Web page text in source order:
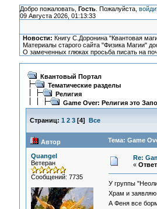
Добро пожаловать, Гость. Пожалуйста,
09 Августа 2026, 01:13:33
Новости: Книгу С.Доронина "Квантовая
Материалы старого сайта "Физика Магии"
О замеченных глюках просьба писать на
Квантовый Портал
Тематические разделы
Религия
Game Over: Религия это
Страниц: 1 2 3[4] Все
Автор Тема: Game
Quangel
Ветеран
Сообщений: 7735
Re:
«
У группы
Храм и
А Феня все